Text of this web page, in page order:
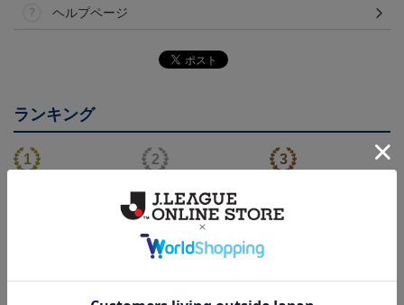
ヘルプページ
ランキング